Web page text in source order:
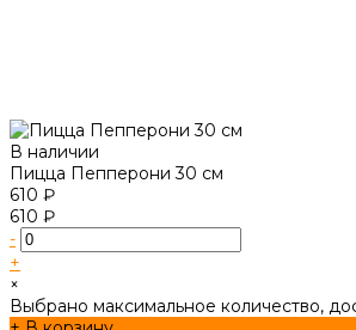
В наличии
Пицца Пепперони 30 см
610 ₽
610 ₽
-
+
×
Выбрано максимальное количество,